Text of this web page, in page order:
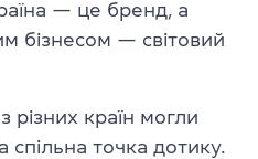
— це бренд, а
бізнесом — світовий
країн могли
спільна точка дотику.